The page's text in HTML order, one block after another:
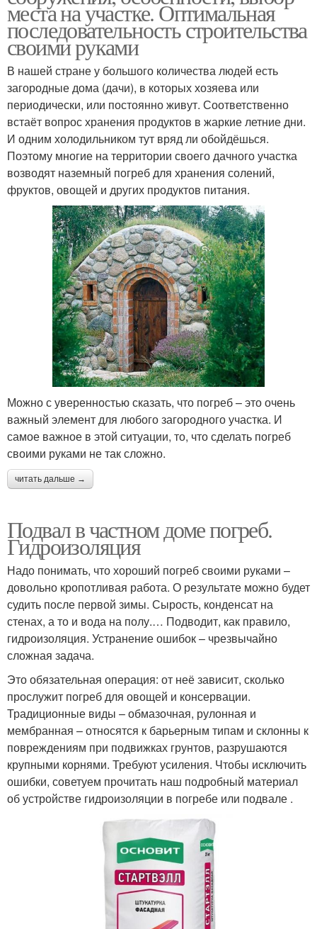
места на участке. Оптимальная
последовательность строительства
своими руками
В нашей стране у большого количества людей есть
загородные дома (дачи), в которых хозяева или
периодически, или постоянно живут. Соответственно
встаёт вопрос хранения продуктов в жаркие летние дни.
И одним холодильником тут вряд ли обойдёшься.
Поэтому многие на территории своего дачного участка
возводят наземный погреб для хранения солений,
фруктов, овощей и других продуктов питания.
Можно с уверенностью сказать, что погреб – это очень
важный элемент для любого загородного участка. И
самое важное в этой ситуации, то, что сделать погреб
своими руками не так сложно.
читать дальше →
Подвал в частном доме погреб.
Гидроизоляция
Надо понимать, что хороший погреб своими руками –
довольно кропотливая работа. О результате можно будет
судить после первой зимы. Сырость, конденсат на
стенах, а то и вода на полу.… Подводит, как правило,
гидроизоляция. Устранение ошибок – чрезвычайно
сложная задача.
Это обязательная операция: от неё зависит, сколько
прослужит погреб для овощей и консервации.
Традиционные виды – обмазочная, рулонная и
мембранная – относятся к барьерным типам и склонны к
повреждениям при подвижках грунтов, разрушаются
крупными корнями. Требуют усиления. Чтобы исключить
ошибки, советуем прочитать наш подробный материал
об устройстве гидроизоляции в погребе или подвале .